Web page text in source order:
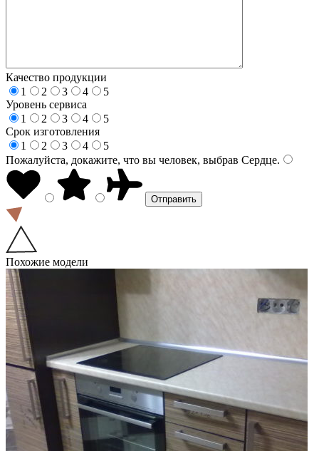
Качество продукции
1
2 3 4
5
Уровень сервиса
1
2 3 4
5
Срок изготовления
1
2 3 4
5
Пожалуйста, докажите, что вы человек, выбрав Сердце.
Похожие модели